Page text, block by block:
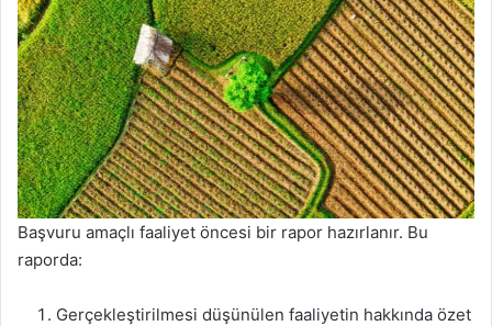
Başvuru amaçlı faaliyet öncesi bir rapor hazırlanır. Bu
raporda:
Gerçekleştirilmesi düşünülen faaliyetin hakkında özet